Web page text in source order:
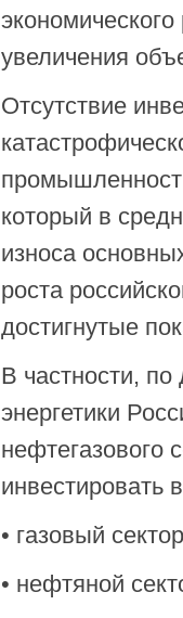
увеличения
Отсутствие
который в
износа
роста
достигнутые
В частности,
энергетики
нефтегазового
• газовый
• нефтяной